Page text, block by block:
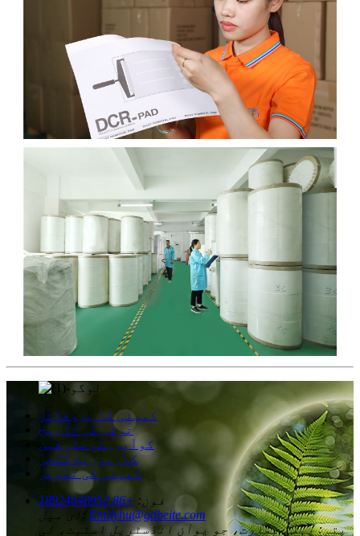
کمپنی کا پروفائل
ترقی کی تاریخ
کوآپریٹو صارفین
کارپوریٹ کلچر
کمپنی کی تصویر
فون: +86 18924648952
Emilyhu@gdbeite.com
پتہ: پہلی عمارت، جو یوآن انڈسٹریل اسٹیٹ، لی